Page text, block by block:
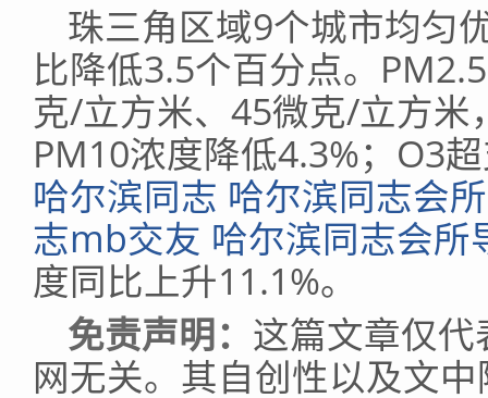
珠三角区域9个城市均匀
比降低3.5个百分点。
克/立方米、45微克/立方米
PM10浓度降低4.3%；O3
哈尔滨同志 哈尔滨同志会
志mb交友 哈尔滨同志会
度同比上升11.1%。
免责声明： 这篇文章仅
网无关。其自创性以及文